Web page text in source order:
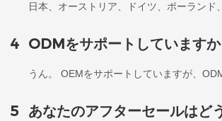
日本、オーストリア、ドイツ、ポーランド
4 ODMをサポートしています
うん。 OEMをサポートしていますが、
5 あなたのアフターセールはど